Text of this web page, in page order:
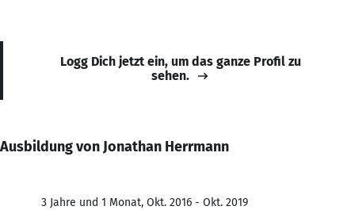
Logg Dich jetzt ein, um das ganze Profil zu
sehen.
Ausbildung von Jonathan Herrmann
3 Jahre und 1 Monat, Okt. 2016 - Okt. 2019